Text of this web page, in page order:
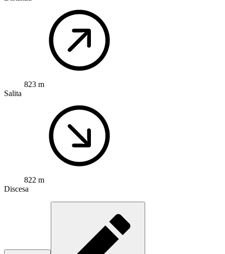
823 m
Salita
822 m
Discesa